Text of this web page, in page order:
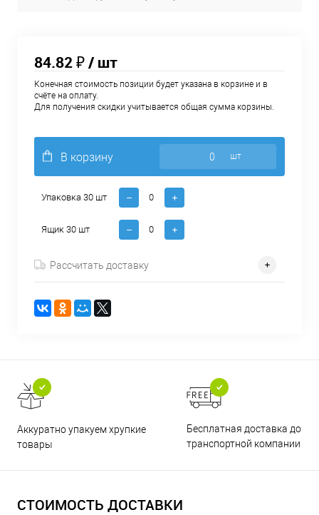
84.82 ₽/ шт
Конечная стоимость позиции будет указана в корзине и в
счёте на оплату.
Для получения скидки учитывается общая сумма корзины.
В корзину шт
Упаковка 30 шт
Ящик 30 шт
Рассчитать доставку
Аккуратно упакуем хрупкие
товары
Бесплатная доставка до
транспортной компании
СТОИМОСТЬ ДОСТАВКИ